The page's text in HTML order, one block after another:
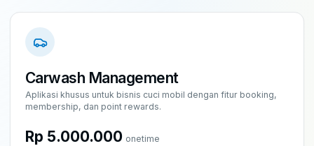
Carwash Management
Aplikasi khusus untuk bisnis cuci mobil dengan fitur booking,
membership, dan point rewards.
Rp 5.000.000 onetime